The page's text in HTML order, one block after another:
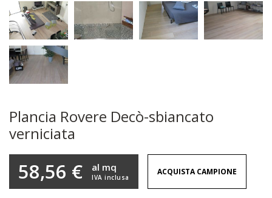
Plancia Rovere Decò-sbiancato
verniciata
58,56 € IVA inclusa
al mq ACQUISTA CAMPIONE